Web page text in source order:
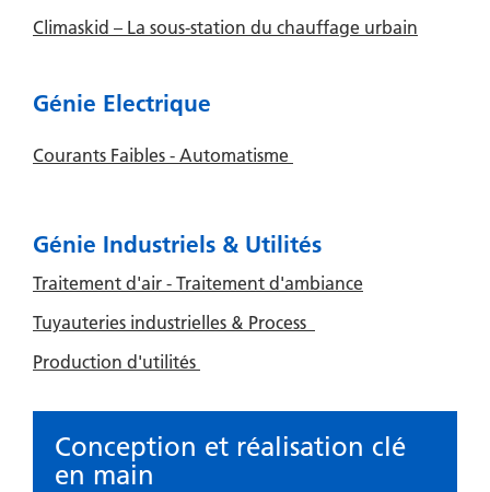
Climaskid – La sous-station du chauffage urbain
Génie Electrique
Courants Faibles - Automatisme
Génie Industriels & Utilités
Traitement d'air - Traitement d'ambiance
Tuyauteries industrielles & Process
Production d'utilités
Conception et réalisation clé
en main